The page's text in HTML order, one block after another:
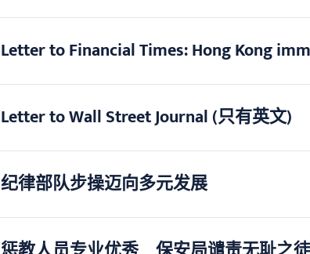
Letter to Financial Times: Hong Kong
Letter to Wall Street Journal (只有英文)
纪律部队步操迈向多元发展